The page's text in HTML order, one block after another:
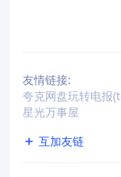
友情链接:
夸克网盘玩转电报
星光万事屋
互加友链